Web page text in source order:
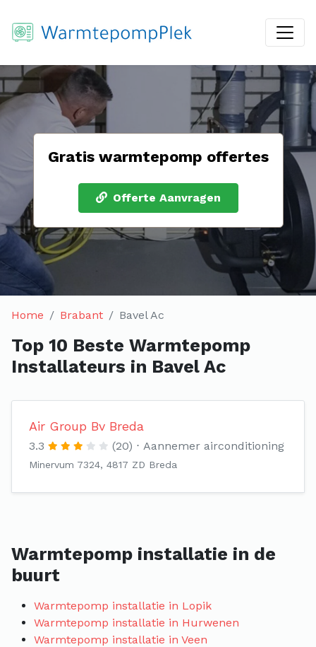
Gratis warmtepomp offertes
Offerte Aanvragen
Home Brabant Bavel Ac
Top 10 Beste Warmtepomp
Installateurs in Bavel Ac
Air Group Bv Breda
3.3 (20) Aannemer airconditioning
Minervum 7324, 4817 ZD Breda
Warmtepomp installatie in de
buurt
Warmtepomp installatie in Lopik
Warmtepomp installatie in Hurwenen
Warmtepomp installatie in Veen